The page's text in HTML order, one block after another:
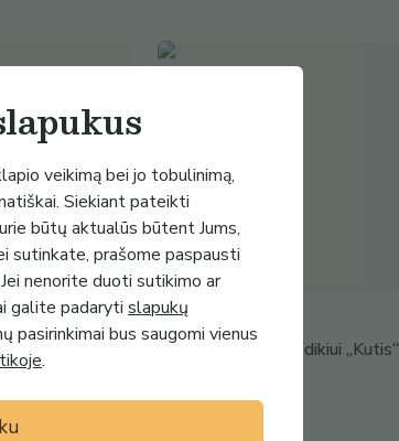
„Tedis“
13.49€
Vilnonės kojinės kūdikiui „Kutis“
veikimą bei jo tobulinimą,
Siekiant pateikti
būtų aktualūs būtent Jums,
sutinkate, prašome paspausti
nenorite duoti sutikimo ar
galite padaryti slapukų
pasirinkimai bus saugomi vienus
.